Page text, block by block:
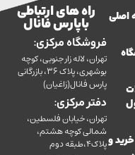
راه های ارتباطی
با پارس فانال
فروشگاه مرکزی:
تهران، لاله زار جنوبی، کوچه
بوشهری، پلاک 36، بازرگانی
پارس فانال(زاغیان)
دفتر مرکزی:
تهران، خیابان فلسطین،
شمالی کوچه هشتم،
پلاک4،طبقه دوم